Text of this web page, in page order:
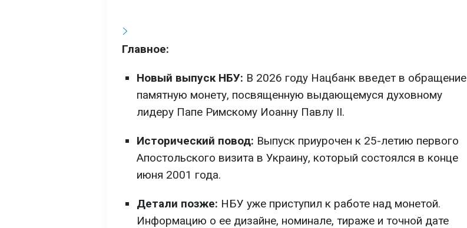
Главное:
Новый выпуск НБУ: В 2026 году Нацбанк введет в обращение
памятную монету, посвященную выдающемуся духовному
лидеру Папе Римскому Иоанну Павлу II.
Исторический повод: Выпуск приурочен к 25-летию первого
Апостольского визита в Украину, который состоялся в конце
июня 2001 года.
Детали позже: НБУ уже приступил к работе над монетой.
Информацию о ее дизайне, номинале, тираже и точной дате